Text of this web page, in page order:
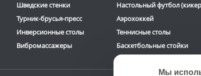
Шведские стенки
Турник-брусья-пресс
Инверсионные столы
Вибромассажеры
Настольный футбол
Аэрохоккей
Теннисные столы
Баскетбольные стойки
Мы